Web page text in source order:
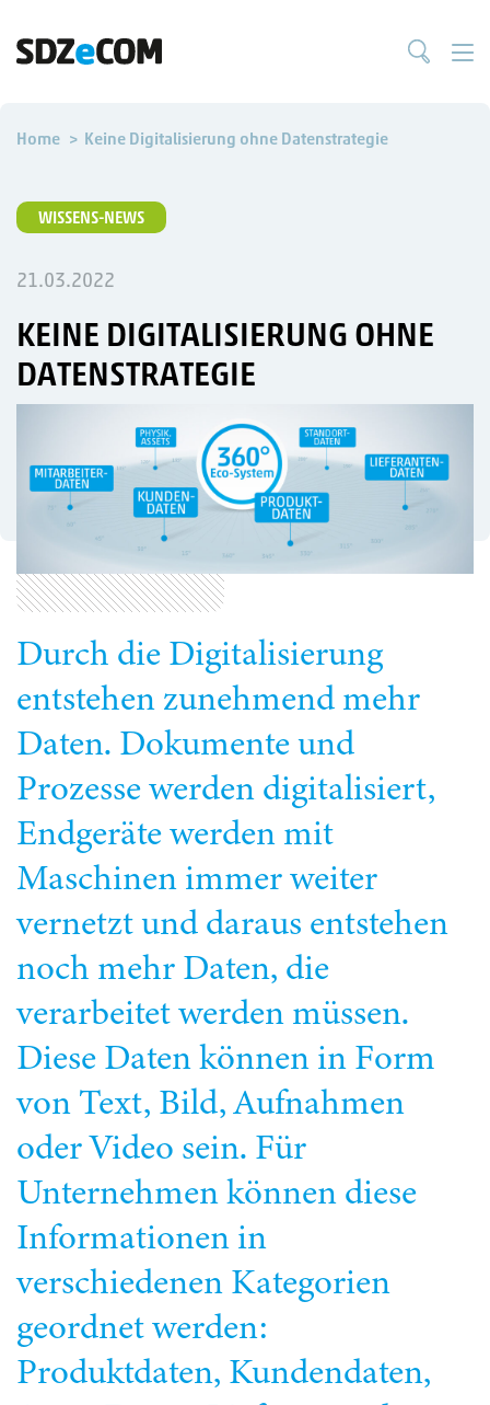
Home Keine Digitalisierung ohne Datenstrategie
WISSENS-NEWS
21.03.2022
KEINE DIGITALISIERUNG OHNE
DATENSTRATEGIE
Durch die Digitalisierung
entstehen zunehmend mehr
Daten. Dokumente und
Prozesse werden digitalisiert,
Endgeräte werden mit
Maschinen immer weiter
vernetzt und daraus entstehen
noch mehr Daten, die
verarbeitet werden müssen.
Diese Daten können in Form
von Text, Bild, Aufnahmen
oder Video sein. Für
Unternehmen können diese
Informationen in
verschiedenen Kategorien
geordnet werden:
Produktdaten, Kundendaten,